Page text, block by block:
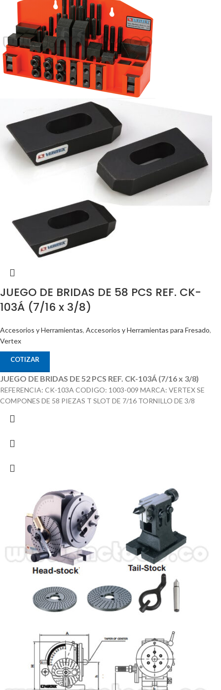
JUEGO DE BRIDAS DE 58 PCS REF. CK-
103Á (7/16 x 3/8)
Accesorios y Herramientas, Accesorios y Herramientas para Fresado,
Vertex
COTIZAR
JUEGO DE BRIDAS DE 52 PCS REF. CK-103Á (7/16 x 3/8)
REFERENCIA: CK-103A CODIGO: 1003-009 MARCA: VERTEX SE
COMPONES DE 58 PIEZAS T SLOT DE 7/16 TORNILLO DE 3/8